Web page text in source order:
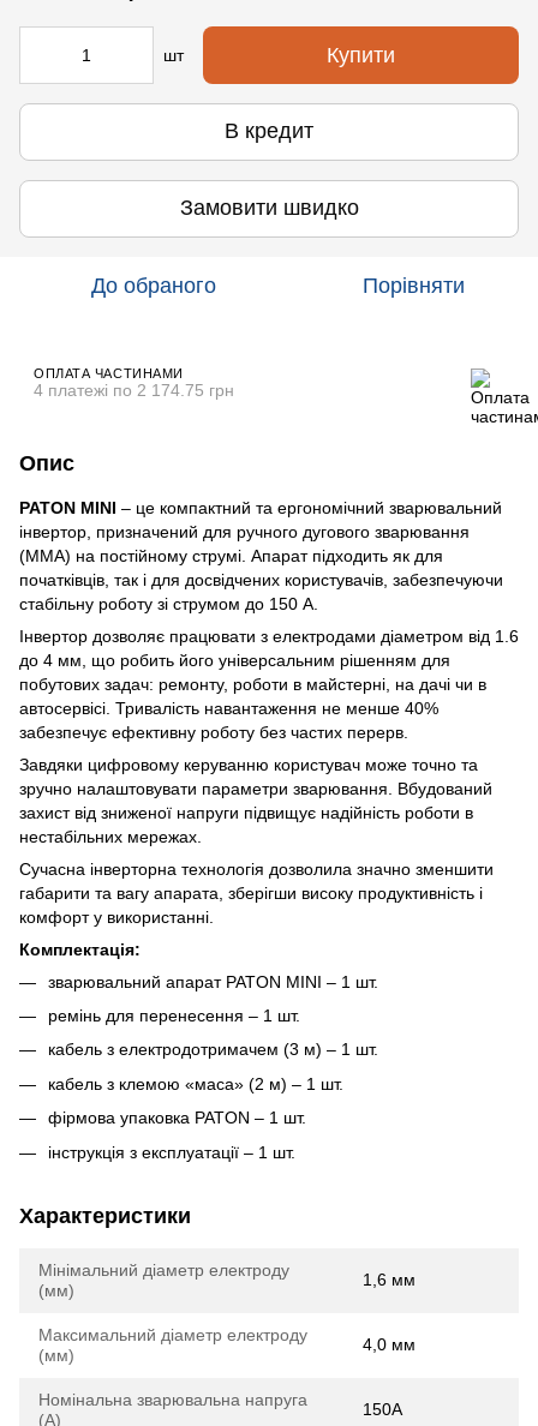
шт Купити
В кредит
Замовити швидко
До обраного Порівняти
ОПЛАТА ЧАСТИНАМИ
4 платежі по 2 174.75 грн
Опис
PATON MINI – це компактний та ергономічний зварювальний
інвертор, призначений для ручного дугового зварювання
(MMA) на постійному струмі. Апарат підходить як для
початківців, так і для досвідчених користувачів, забезпечуючи
стабільну роботу зі струмом до 150 А.
Інвертор дозволяє працювати з електродами діаметром від 1.6
до 4 мм, що робить його універсальним рішенням для
побутових задач: ремонту, роботи в майстерні, на дачі чи в
автосервісі. Тривалість навантаження не менше 40%
забезпечує ефективну роботу без частих перерв.
Завдяки цифровому керуванню користувач може точно та
зручно налаштовувати параметри зварювання. Вбудований
захист від зниженої напруги підвищує надійність роботи в
нестабільних мережах.
Сучасна інверторна технологія дозволила значно зменшити
габарити та вагу апарата, зберігши високу продуктивність і
комфорт у використанні.
Комплектація:
зварювальний апарат PATON MINI – 1 шт.
ремінь для перенесення – 1 шт.
кабель з електродотримачем (3 м) – 1 шт.
кабель з клемою «маса» (2 м) – 1 шт.
фірмова упаковка PATON – 1 шт.
інструкція з експлуатації – 1 шт.
Характеристики
Мінімальний діаметр електроду
(мм)
1,6 мм
Максимальний діаметр електроду
(мм)
4,0 мм
Номінальна зварювальна напруга
(А)
150А